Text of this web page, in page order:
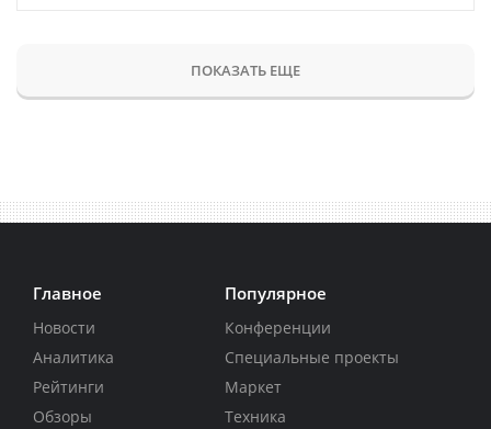
ПОКАЗАТЬ ЕЩЕ
Главное
Новости
Аналитика
Рейтинги
Обзоры
Популярное
Конференции
Специальные проекты
Маркет
Техника